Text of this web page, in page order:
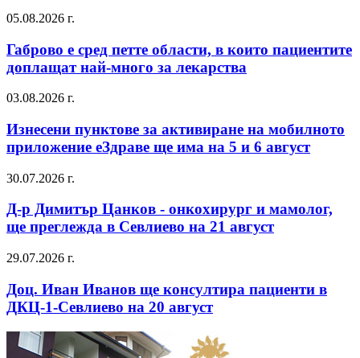
05.08.2026 г.
Габрово е сред петте области, в които пациентите
доплащат най-много за лекарства
03.08.2026 г.
Изнесени пунктове за активиране на мобилното
приложение еЗдраве ще има на 5 и 6 август
30.07.2026 г.
Д-р Димитър Цанков - онкохирург и мамолог,
ще преглежда в Севлиево на 21 август
29.07.2026 г.
Доц. Иван Иванов ще консултира пациенти в
ДКЦ-1-Севлиево на 20 август